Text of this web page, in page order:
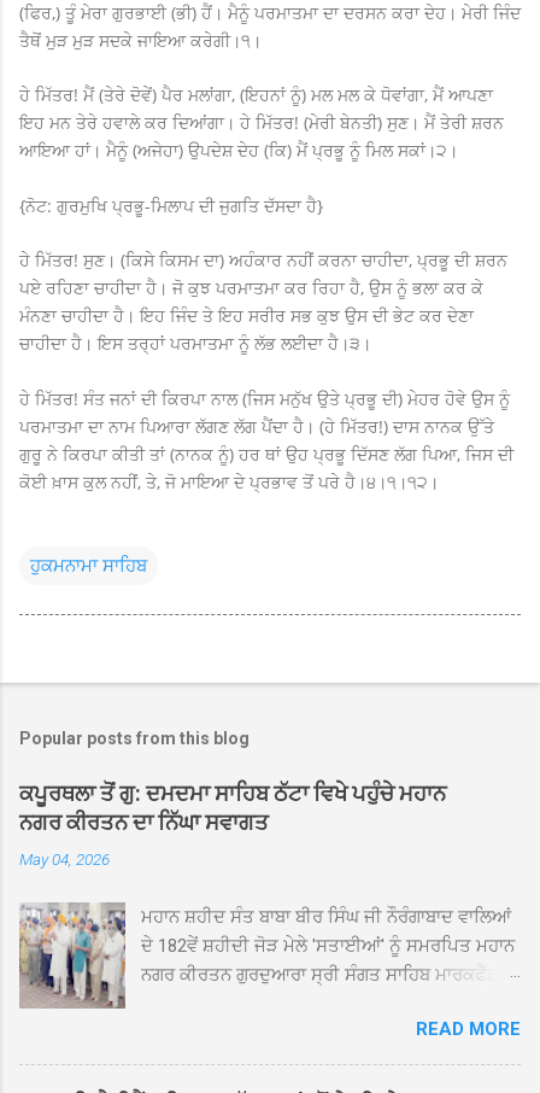
(ਫਿਰ,) ਤੂੰ ਮੇਰਾ ਗੁਰਭਾਈ (ਭੀ) ਹੈਂ। ਮੈਨੂੰ ਪਰਮਾਤਮਾ ਦਾ ਦਰਸਨ ਕਰਾ ਦੇਹ। ਮੇਰੀ ਜਿੰਦ
ਤੈਥੋਂ ਮੁੜ ਮੁੜ ਸਦਕੇ ਜਾਇਆ ਕਰੇਗੀ।੧।
ਹੇ ਮਿੱਤਰ! ਮੈਂ (ਤੇਰੇ ਦੋਵੇਂ) ਪੈਰ ਮਲਾਂਗਾ, (ਇਹਨਾਂ ਨੂੰ) ਮਲ ਮਲ ਕੇ ਧੋਵਾਂਗਾ, ਮੈਂ ਆਪਣਾ
ਇਹ ਮਨ ਤੇਰੇ ਹਵਾਲੇ ਕਰ ਦਿਆਂਗਾ। ਹੇ ਮਿੱਤਰ! (ਮੇਰੀ ਬੇਨਤੀ) ਸੁਣ। ਮੈਂ ਤੇਰੀ ਸ਼ਰਨ
ਆਇਆ ਹਾਂ। ਮੈਨੂੰ (ਅਜੇਹਾ) ਉਪਦੇਸ਼ ਦੇਹ (ਕਿ) ਮੈਂ ਪ੍ਰਭੂ ਨੂੰ ਮਿਲ ਸਕਾਂ।੨।
{ਨੋਟ: ਗੁਰਮੁਖਿ ਪ੍ਰਭੂ-ਮਿਲਾਪ ਦੀ ਜੁਗਤਿ ਦੱਸਦਾ ਹੈ}
ਹੇ ਮਿੱਤਰ! ਸੁਣ। (ਕਿਸੇ ਕਿਸਮ ਦਾ) ਅਹੰਕਾਰ ਨਹੀਂ ਕਰਨਾ ਚਾਹੀਦਾ, ਪ੍ਰਭੂ ਦੀ ਸ਼ਰਨ
ਪਏ ਰਹਿਣਾ ਚਾਹੀਦਾ ਹੈ। ਜੋ ਕੁਝ ਪਰਮਾਤਮਾ ਕਰ ਰਿਹਾ ਹੈ, ਉਸ ਨੂੰ ਭਲਾ ਕਰ ਕੇ
ਮੰਨਣਾ ਚਾਹੀਦਾ ਹੈ। ਇਹ ਜਿੰਦ ਤੇ ਇਹ ਸਰੀਰ ਸਭ ਕੁਝ ਉਸ ਦੀ ਭੇਟ ਕਰ ਦੇਣਾ
ਚਾਹੀਦਾ ਹੈ। ਇਸ ਤਰ੍ਹਾਂ ਪਰਮਾਤਮਾ ਨੂੰ ਲੱਭ ਲਈਦਾ ਹੈ।੩।
ਹੇ ਮਿੱਤਰ! ਸੰਤ ਜਨਾਂ ਦੀ ਕਿਰਪਾ ਨਾਲ (ਜਿਸ ਮਨੁੱਖ ਉਤੇ ਪ੍ਰਭੂ ਦੀ) ਮੇਹਰ ਹੋਵੇ ਉਸ ਨੂੰ
ਪਰਮਾਤਮਾ ਦਾ ਨਾਮ ਪਿਆਰਾ ਲੱਗਣ ਲੱਗ ਪੈਂਦਾ ਹੈ। (ਹੇ ਮਿੱਤਰ!) ਦਾਸ ਨਾਨਕ ਉੱਤੇ
ਗੁਰੂ ਨੇ ਕਿਰਪਾ ਕੀਤੀ ਤਾਂ (ਨਾਨਕ ਨੂੰ) ਹਰ ਥਾਂ ਉਹ ਪ੍ਰਭੂ ਦਿੱਸਣ ਲੱਗ ਪਿਆ, ਜਿਸ ਦੀ
ਕੋਈ ਖ਼ਾਸ ਕੁਲ ਨਹੀਂ, ਤੇ, ਜੋ ਮਾਇਆ ਦੇ ਪ੍ਰਭਾਵ ਤੋਂ ਪਰੇ ਹੈ।੪।੧।੧੨।
ਹੁਕਮਨਾਮਾ ਸਾਹਿਬ
Popular posts from this blog
ਕਪੂਰਥਲਾ ਤੋਂ ਗੁ: ਦਮਦਮਾ ਸਾਹਿਬ ਠੱਟਾ ਵਿਖੇ ਪਹੁੰਚੇ ਮਹਾਨ
ਨਗਰ ਕੀਰਤਨ ਦਾ ਨਿੱਘਾ ਸਵਾਗਤ
May 04, 2026
ਮਹਾਨ ਸ਼ਹੀਦ ਸੰਤ ਬਾਬਾ ਬੀਰ ਸਿੰਘ ਜੀ ਨੌਰੰਗਾਬਾਦ ਵਾਲਿਆਂ
ਦੇ 182ਵੇਂ ਸ਼ਹੀਦੀ ਜੋੜ ਮੇਲੇ 'ਸਤਾਈਆਂ' ਨੂੰ ਸਮਰਪਿਤ ਮਹਾਨ
ਨਗਰ ਕੀਰਤਨ ਗੁਰਦੁਆਰਾ ਸ੍ਰੀ ਸੰਗਤ ਸਾਹਿਬ ਮਾਰਕਫੈੱਡ
ਸਰਪ੍ਰਸਤੀ ਹੇਠ, ਪੰਜ ਪਿਆਰਿਆਂ ਦੀ ਅਗਵਾਈ ਵਿੱਚ
ਮਹੱਲਾ ਸੰਤਪੁਰਾ ਤੋਂ ਪ੍ਰਾਰੰਭ ਹੋ ਕੇ ਪਿੰਡ ਭਗਤਪੁਰ,
READ MORE